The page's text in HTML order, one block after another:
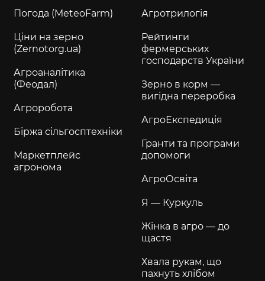
Погода (MeteoFarm)
Ціни на зерно
(Zernotorg.ua)
Агроаналітика
(Феодал)
Агроробота
Біржа сільгосптехніки
Маркетплейс
агронома
Агротрилогія
Рейтинги
фермерських
господарств України
Зерно в корм —
вигідна переробка
АгроЕкспедиція
Гранти та програми
допомоги
АгроОсвіта
Я — Куркуль
Жінка в агро — до
щастя
Хвала рукам, що
пахнуть хлібом